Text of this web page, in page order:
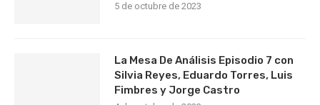
5 de octubre de 2023
La Mesa De Análisis Episodio 7 con
Silvia Reyes, Eduardo Torres, Luis
Fimbres y Jorge Castro